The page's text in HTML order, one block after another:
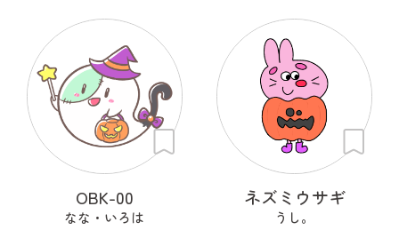
OBK-00
なな・いろは
ネズミウサギ
うし。